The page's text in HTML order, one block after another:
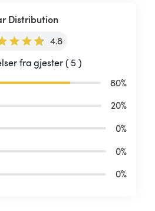
Distribution
4.8
fra gjester ( 5 )
80%
20%
0%
0%
0%